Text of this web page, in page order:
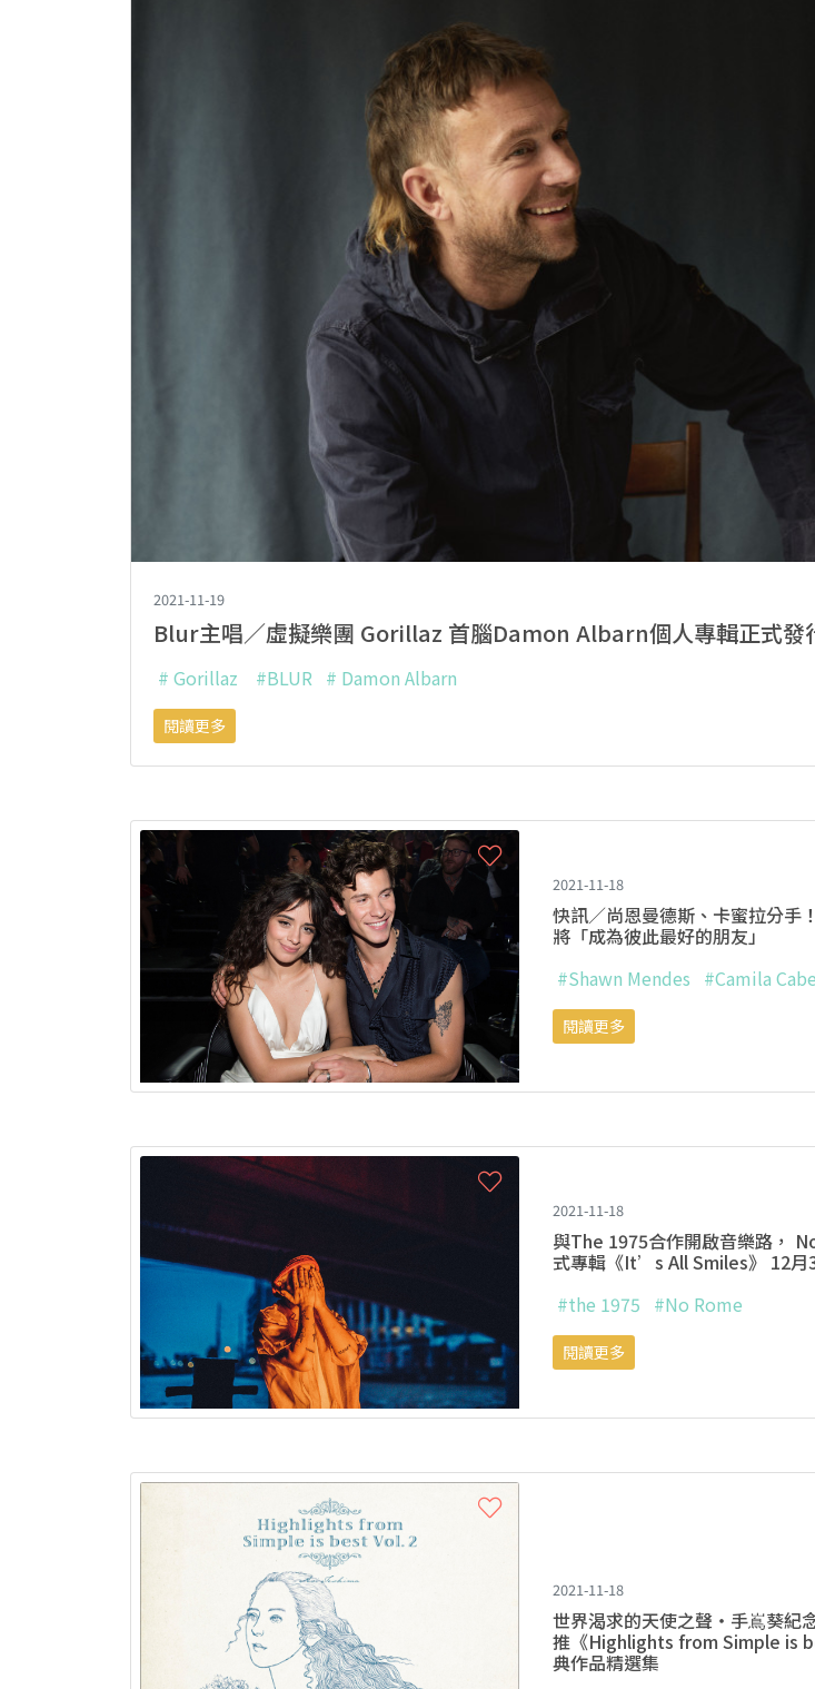
2021-11-19
Blur主唱／虛擬樂團 Gorillaz 首腦Damon Albarn個人專輯正式發
# Gorillaz #BLUR # Damon Albarn
閱讀更多
2021-11-18
快訊／尚恩曼德斯、卡蜜拉分手
將「成為彼此最好的朋友」
#Shawn Mendes #Camila
閱讀更多
2021-11-18
與The 1975合作開啟音樂路，
式專輯《It’s All Smiles》 12月
#the 1975 #No Rome
閱讀更多
2021-11-18
世界渴求的天使之聲・手嶌葵紀
推《Highlights from Simple is
典作品精選集